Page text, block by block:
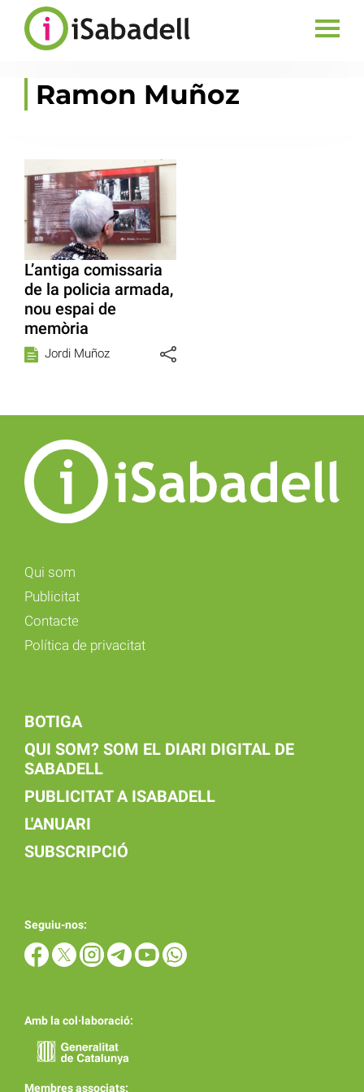
Ramon Muñoz
L’antiga comissaria
de la policia armada,
nou espai de
memòria
Jordi Muñoz
Qui som
Publicitat
Contacte
Política de privacitat
BOTIGA
QUI SOM? SOM EL DIARI DIGITAL DE
SABADELL
PUBLICITAT A ISABADELL
L'ANUARI
SUBSCRIPCIÓ
Seguiu-nos:
Amb la col·laboració:
Membres associats: